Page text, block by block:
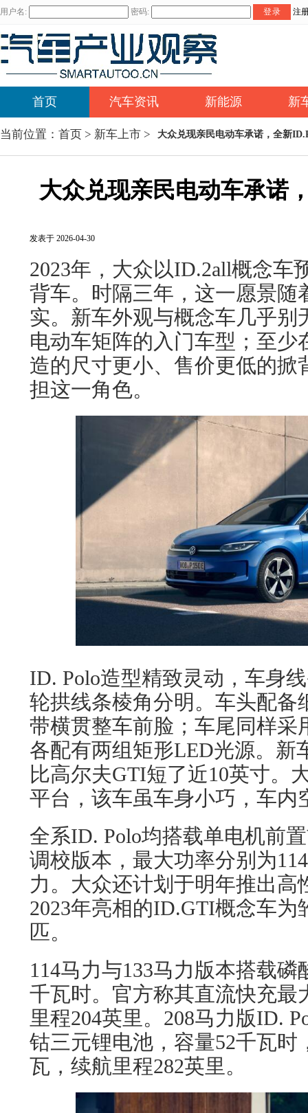
用户名: 密码: 登录 注
首页 汽车资讯 新能源 新
当前位置： 首页 > 新车上市 > 大众兑现亲民电动车承诺，全新
大众兑现亲民电动车承诺
发表于 2026-04-30
2023年，大众以ID.2all概念车
背车。时隔三年，这一愿景随
实。新车外观与概念车几乎别
电动车矩阵的入门车型；至少
造的尺寸更小、售价更低的掀
担这一角色。
ID. Polo造型精致灵动，车身
轮拱线条棱角分明。车头配备
带横贯整车前脸；车尾同样采
各配有两组矩形LED光源。新
比高尔夫GTI短了近10英寸。
平台，该车虽车身小巧，车内
全系ID. Polo均搭载单电机前
调校版本，最大功率分别为
力。大众还计划于明年推出高
2023年亮相的ID.GTI概念车为
匹。
114马力与133马力版本搭载
千瓦时。官方称其直流快充最
里程204英里。208马力版ID.
钴三元锂电池，容量52千瓦时
瓦，续航里程282英里。